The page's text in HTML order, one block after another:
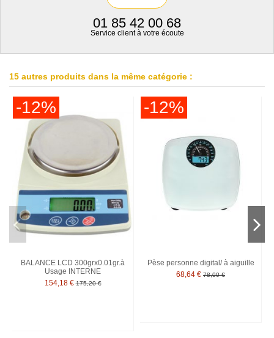
01 85 42 00 68
Service client à votre écoute
15 autres produits dans la même catégorie :
-12%
BALANCE LCD 300grx0.01gr.à
Usage INTERNE
154,18 € 175,20 €
-12%
Pèse personne digital/ à aiguille
68,64 € 78,00 €